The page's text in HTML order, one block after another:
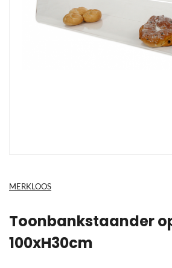
MERKLOOS
Toonbankstaander
100xH30cm
begin
afbeeldingen-
gallerij